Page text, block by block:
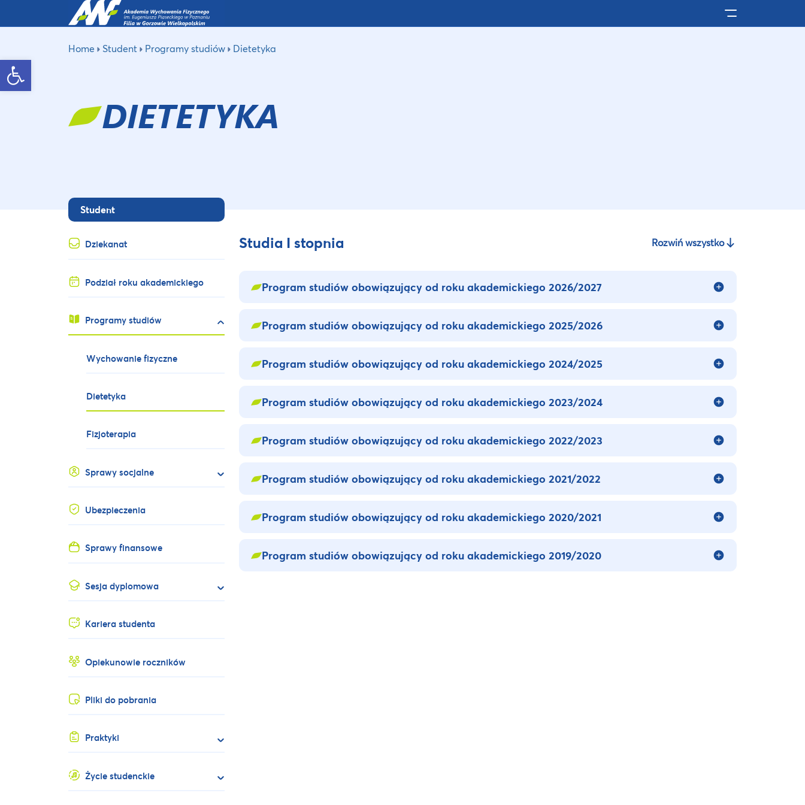
Otwórz pasek narzędzi
Pokaż/ukryj
Home Student Programy studiów Dietetyka
DIETETYKA
Student
Dziekanat
Podział roku akademickiego
Programy studiów
Wychowanie fizyczne
Dietetyka
Fizjoterapia
Sprawy socjalne
Ubezpieczenia
Sprawy finansowe
Sesja dyplomowa
Kariera studenta
Opiekunowie roczników
Pliki do pobrania
Praktyki
Życie studenckie
Studia I stopnia Rozwiń wszystko
Program studiów obowiązujący od roku akademickiego 2026/2027
Program studiów obowiązujący od roku akademickiego 2025/2026
Program studiów obowiązujący od roku akademickiego 2024/2025
Program studiów obowiązujący od roku akademickiego 2023/2024
Program studiów obowiązujący od roku akademickiego 2022/2023
Program studiów obowiązujący od roku akademickiego 2021/2022
Program studiów obowiązujący od roku akademickiego 2020/2021
Program studiów obowiązujący od roku akademickiego 2019/2020